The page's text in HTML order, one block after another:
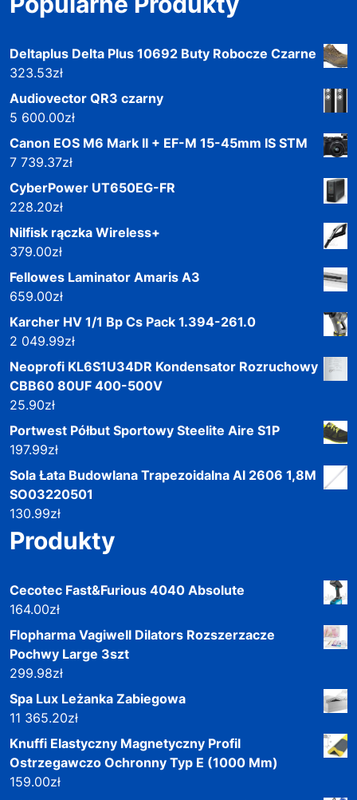
Deltaplus Delta Plus 10692 Buty Robocze Czarne
323.53zł
Audiovector QR3 czarny
5 600.00zł
Canon EOS M6 Mark II + EF-M 15-45mm IS STM
7 739.37zł
CyberPower UT650EG-FR
228.20zł
Nilfisk rączka Wireless+
379.00zł
Fellowes Laminator Amaris A3
659.00zł
Karcher HV 1/1 Bp Cs Pack 1.394-261.0
2 049.99zł
Neoprofi KL6S1U34DR Kondensator Rozruchowy
CBB60 80UF 400-500V
25.90zł
Portwest Półbut Sportowy Steelite Aire S1P
197.99zł
Sola Łata Budowlana Trapezoidalna Al 2606 1,8M
SO03220501
130.99zł
Produkty
Cecotec Fast&Furious 4040 Absolute
164.00zł
Flopharma Vagiwell Dilators Rozszerzacze
Pochwy Large 3szt
299.98zł
Spa Lux Leżanka Zabiegowa
11 365.20zł
Knuffi Elastyczny Magnetyczny Profil
Ostrzegawczo Ochronny Typ E (1000 Mm)
159.00zł